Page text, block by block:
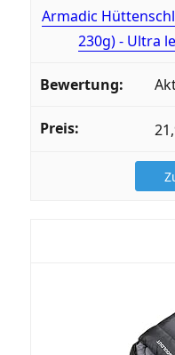
Armadic
230g) - Ultra